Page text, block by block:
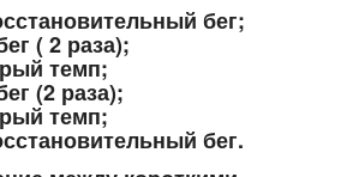
бег;
( 2 раза);
темп;
(2 раза);
темп;
бег.